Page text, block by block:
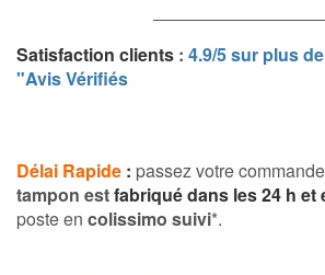
Satisfaction clients : 4.9/5sur plus
"Avis Vérifiés
Délai Rapide : passez votre
tampon estfabriqué dans les 24 h et
poste en colissimo suivi*.